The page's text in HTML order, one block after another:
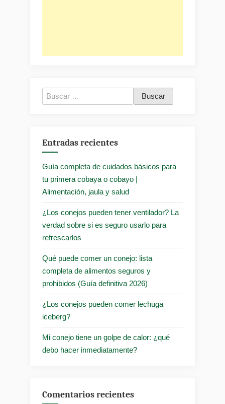
Buscar:
Entradas recientes
Guía completa de cuidados básicos para
tu primera cobaya o cobayo |
Alimentación, jaula y salud
¿Los conejos pueden tener ventilador? La
verdad sobre si es seguro usarlo para
refrescarlos
Qué puede comer un conejo: lista
completa de alimentos seguros y
prohibidos (Guía definitiva 2026)
¿Los conejos pueden comer lechuga
iceberg?
Mi conejo tiene un golpe de calor: ¿qué
debo hacer inmediatamente?
Comentarios recientes